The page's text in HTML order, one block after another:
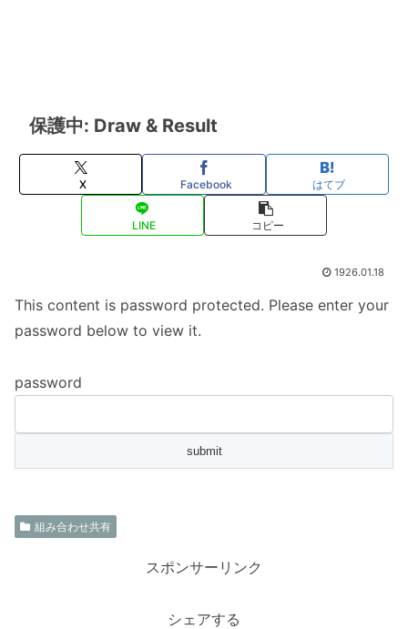
保護中: Draw & Result
X Facebook はてブ
LINE コピー
1926.01.18
This content is password protected. Please enter your
password below to view it.
password
組み合わせ共有
スポンサーリンク
シェアする